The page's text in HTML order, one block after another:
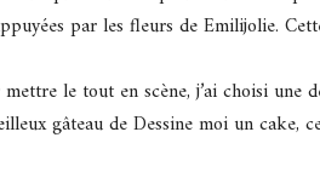
par les fleurs de Emilijolie.
le tout en scène, j’ai choisi
gâteau de Dessine moi un cake,